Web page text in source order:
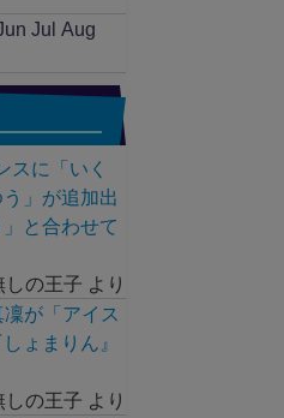
Jul
Aug
スに「いく
」が追加出
と合わせて
しの王子 より
が「アイス
ょまりん』
しの王子 より